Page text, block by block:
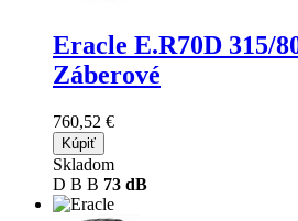
Eracle E.R70D 315/
Záberové
760,52 €
Kúpiť
Skladom
D B B 73 dB